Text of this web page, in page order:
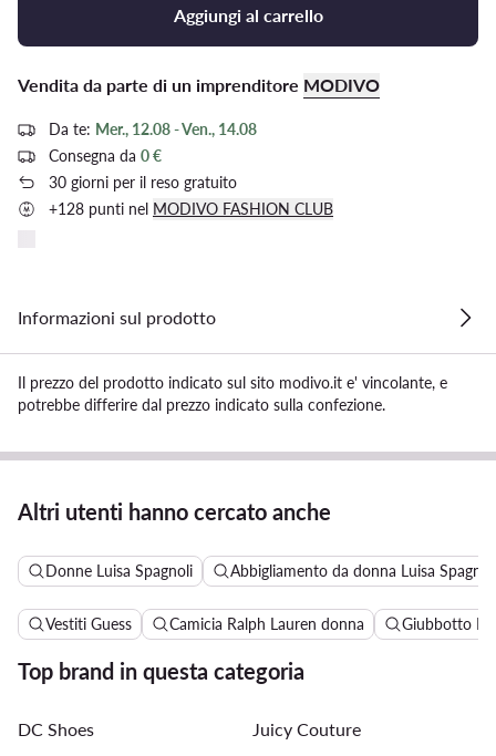
Aggiungi al carrello
Vendita da parte di un imprenditore MODIVO
Da te: Mer., 12.08 - Ven., 14.08
Consegna da 0 €
30 giorni per il reso gratuito
+128 punti nel MODIVO FASHION CLUB
Informazioni sul prodotto
Il prezzo del prodotto indicato sul sito modivo.it e' vincolante, e
potrebbe differire dal prezzo indicato sulla confezione.
Altri utenti hanno cercato anche
Donne Luisa Spagnoli Abbigliamento da donna Luisa Spagnoli
Vestiti Guess Camicia Ralph Lauren donna Giubbotto
Top brand in questa categoria
DC Shoes Juicy Couture